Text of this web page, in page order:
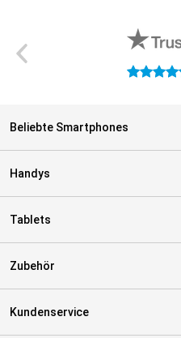
4.9 Sterne
Beliebte Smartphones
Handys
Tablets
Zubehör
Kundenservice